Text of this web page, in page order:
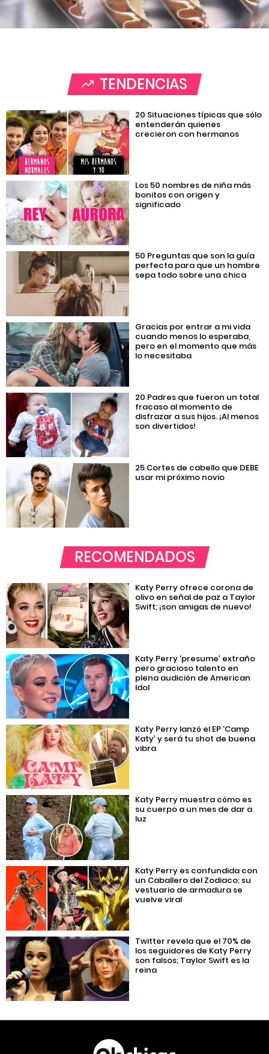
TENDENCIAS
20 Situaciones típicas que sólo
entenderán quienes
crecieron con hermanos
Los 50 nombres de niña más
bonitos con origen y
significado
50 Preguntas que son la guía
perfecta para que un hombre
sepa todo sobre una chica
Gracias por entrar a mi vida
cuando menos lo esperaba,
pero en el momento que más
lo necesitaba
20 Padres que fueron un total
fracaso al momento de
disfrazar a sus hijos. ¡Al menos
son divertidos!
25 Cortes de cabello que DEBE
usar mi próximo novio
RECOMENDADOS
Katy Perry ofrece corona de
olivo en señal de paz a Taylor
Swift; ¡son amigas de nuevo!
Katy Perry ‘presume’ extraño
pero gracioso talento en
plena audición de American
Idol
Katy Perry lanzó el EP ‘Camp
Katy’ y será tu shot de buena
vibra
Katy Perry muestra cómo es
su cuerpo a un mes de dar a
luz
Katy Perry es confundida con
un Caballero del Zodiaco; su
vestuario de armadura se
vuelve viral
Twitter revela que el 70% de
los seguidores de Katy Perry
son falsos; Taylor Swift es la
reina